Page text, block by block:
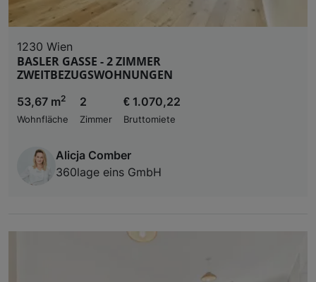
1230 Wien
BASLER GASSE - 2 ZIMMER
ZWEITBEZUGSWOHNUNGEN
53,67 m2
Wohnfläche
2
Zimmer
€ 1.070,22
Bruttomiete
Alicja Comber
360lage eins GmbH